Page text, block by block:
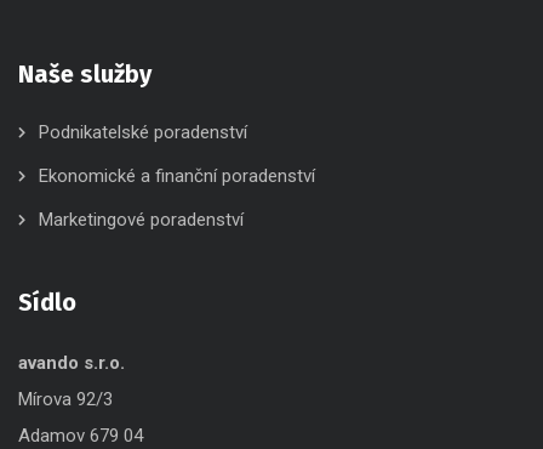
Naše služby
Podnikatelské poradenství
Ekonomické a finanční poradenství
Marketingové poradenství
Sídlo
avando s.r.o.
Mírova 92/3
Adamov 679 04